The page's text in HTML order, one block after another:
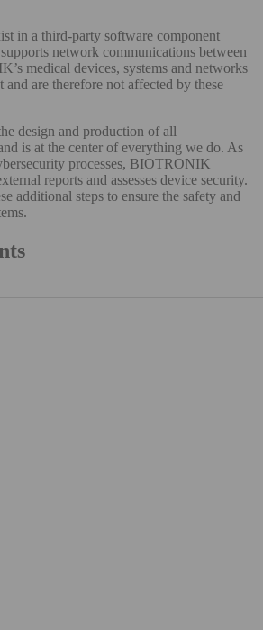
in a third-party software component
network communications between
medical devices, systems and networks
are therefore not affected by these
design and production of all
is at the center of everything we do. As
processes, BIOTRONIK
reports and assesses device security.
additional steps to ensure the safety and